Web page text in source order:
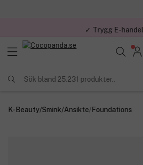
✓ Trygg E-handel
Sök bland 25.231 produkter..
K-Beauty/Smink/Ansikte/Foundations